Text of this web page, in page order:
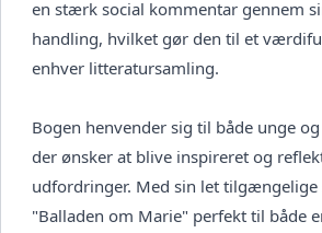
en stærk social kommentar gennem
handling, hvilket gør den til et
enhver litteratursamling.
Bogen henvender sig til både unge
der ønsker at blive inspireret og
udfordringer. Med sin let tilgængelige
"Balladen om Marie" perfekt til både